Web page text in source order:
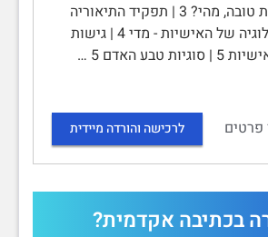
| תיאוריה מדעית טובה, מהי? 3 | תפקיד התיאוריה
בתחום הפסיכולוגיה של האישיות - מדי 4 | גישות
האדם 5 …
פרטים
לרכישה והורדה מיידית
בכתיבה אקדמית?